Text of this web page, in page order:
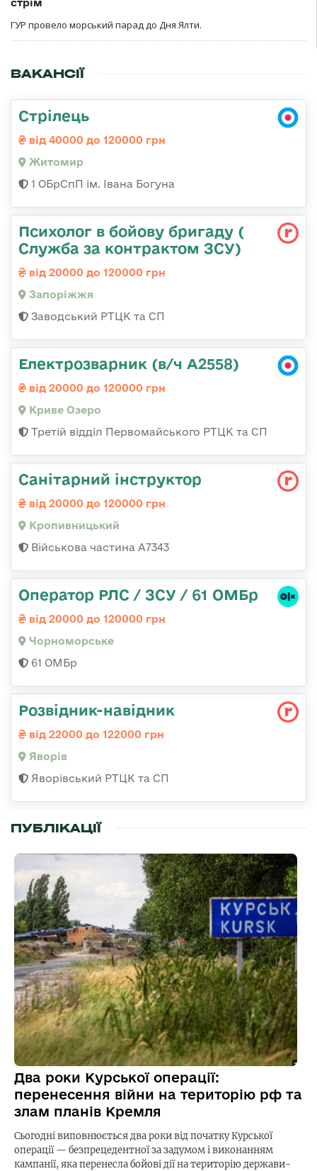
ГУР провело морський парад до Дня Ялти.
ВАКАНСІЇ
Стрілець
від 40000 до 120000 грн
Житомир
1 ОБрСпП ім. Івана Богуна
Психолог в бойову бригаду (
Служба за контрактом ЗСУ)
від 20000 до 120000 грн
Запоріжжя
Заводський РТЦК та СП
Електрозварник (в/ч А2558)
від 20000 до 120000 грн
Криве Озеро
Третій відділ Первомайського РТЦК та СП
Санітарний інструктор
від 20000 до 120000 грн
Кропивницький
Військова частина А7343
Оператор РЛС / ЗСУ / 61 ОМБр
від 20000 до 120000 грн
Чорноморське
61 ОМБр
Розвідник-навідник
від 22000 до 122000 грн
Яворів
Яворівський РТЦК та СП
ПУБЛІКАЦІЇ
Два роки Курської операції:
перенесення війни на територію рф та
злам планів Кремля
Сьогодні виповнюється два роки від початку Курської
операції — безпрецедентної за задумом і виконанням
кампанії, яка перенесла бойові дії на територію держави-